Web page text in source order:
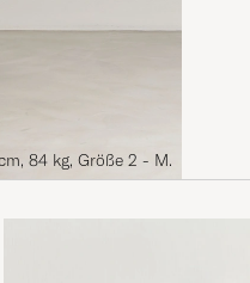
84 kg, Größe 2 - M.